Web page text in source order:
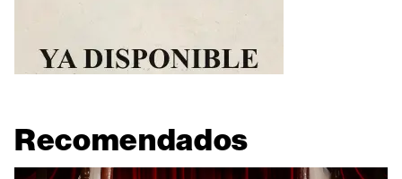
Recomendados